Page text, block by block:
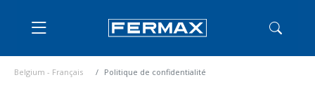
Belgium - Français Politique de confidentialité